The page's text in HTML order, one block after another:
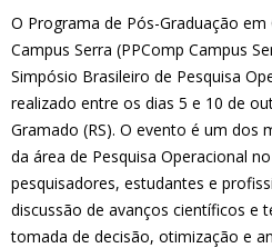
O Programa de Pós-Graduação
Campus Serra (PPComp Campus
Simpósio Brasileiro de Pesquisa
realizado entre os dias 5 e 10 de
Gramado (RS). O evento é um dos
da área de Pesquisa Operacional
pesquisadores, estudantes e
discussão de avanços científicos e
tomada de decisão, otimização e